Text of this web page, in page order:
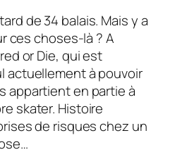
de 34 balais. Mais y a
ces choses-là ? A
or Die, qui est
actuellement à pouvoir
appartient en partie à
skater. Histoire
de risques chez un